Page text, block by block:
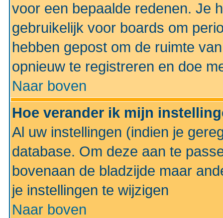
voor een bepaalde redenen. Je
gebruikelijk voor boards om
hebben gepost om de ruimte
opnieuw te registreren en doe
Naar boven
Hoe verander ik mijn
Al uw instellingen (indien je
database. Om deze aan te
bovenaan de bladzijde maar
je instellingen te wijzigen
Naar boven